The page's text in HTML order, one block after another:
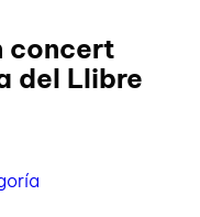
concert
del Llibre